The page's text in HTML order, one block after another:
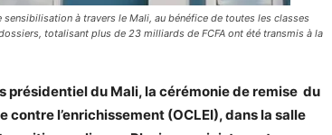
sensibilisation à travers le Mali, au bénéfice de toutes les classes
totalisant plus de 23 milliards de FCFA ont été transmis à la
présidentiel du Mali, la cérémonie de remise du
l’enrichissement (OCLEI), dans la salle